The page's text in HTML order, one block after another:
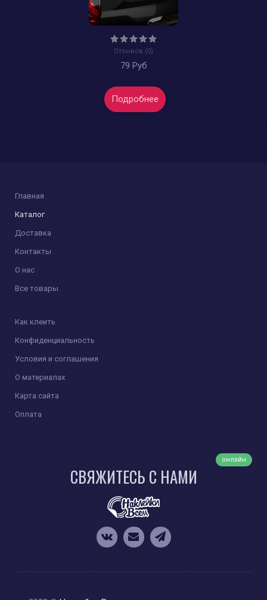
Отзывов (0)
79 Руб
Подробнее
Главная
Каталог
Доставка
Контакты
О нас
Все товары
Как клеить
Конфиденциальность
Условия и соглашения
О материалах
Карта сайта
Оплата
онлайн
СВЯЖИТЕСЬ С НАМИ